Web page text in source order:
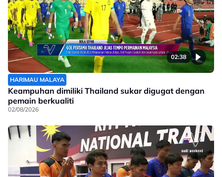
02:38
HARIMAU MALAYA
Keampuhan dimiliki Thailand sukar digugat dengan
pemain berkualiti
02/08/2026